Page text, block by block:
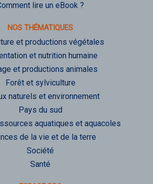
lire un eBook ?
NOS THÉMATIQUES
et productions végétales
et nutrition humaine
et productions animales
Forêt et sylviculture
naturels et environnement
Pays du sud
aquatiques et aquacoles
de la vie et de la terre
Société
Santé